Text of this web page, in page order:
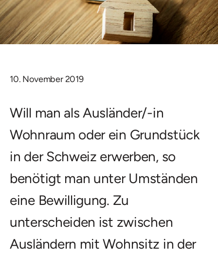
10. November 2019
Will man als Ausländer/-in
Wohnraum oder ein Grundstück
in der Schweiz erwerben, so
benötigt man unter Umständen
eine Bewilligung. Zu
unterscheiden ist zwischen
Ausländern mit Wohnsitz in der